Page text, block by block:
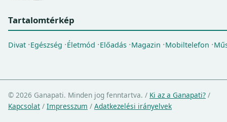
Tartalomtérkép
Divat Egészség Életmód Előadás Magazin Mobiltelefon
© 2026 Ganapati. Minden jog fenntartva. / Ki az a Ganapati? /
Kapcsolat / Impresszum / Adatkezelési irányelvek